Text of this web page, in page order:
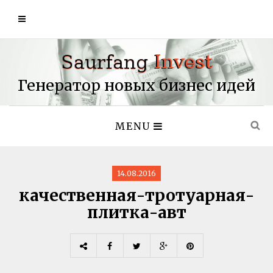
Генератор новых бизнес идей
MENU
14.08.2016
качественная-тротуарная-
плитка-авт